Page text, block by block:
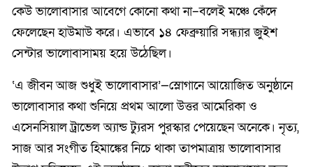
কেউ ভালোবাসার আবেগে কোনো কথা না–বলেই মঞ্চে কেঁদে
ফেলেছেন হাউমাউ করে। এভাবে ১৪ ফেব্রুয়ারি সন্ধ্যার জুইশ
সেন্টার ভালোবাসাময় হয়ে উঠেছিল।
‘এ জীবন আজ শুধুই ভালোবাসার’—স্লোগানে আয়োজিত অনুষ্ঠানে
ভালোবাসার কথা শুনিয়ে প্রথম আলো উত্তর আমেরিকা ও
এসেনসিয়াল ট্রাভেল অ্যান্ড ট্যুরস পুরস্কার পেয়েছেন অনেকে। নৃত্য,
সাজ আর সংগীত হিমাঙ্কের নিচে থাকা তাপমাত্রায় ভালোবাসার